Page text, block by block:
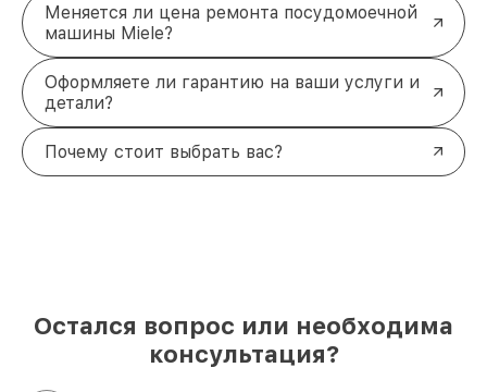
Меняется ли цена ремонта посудомоечной
машины Miele?
Оформляете ли гарантию на ваши услуги и
детали?
Почему стоит выбрать вас?
Остался вопрос или необходима
консультация?